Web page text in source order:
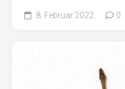
8. Februar 2022 0